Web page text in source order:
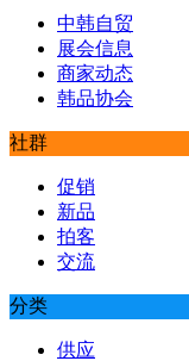
中韩自贸
展会信息
商家动态
韩品协会
社群
促销
新品
拍客
交流
分类
供应